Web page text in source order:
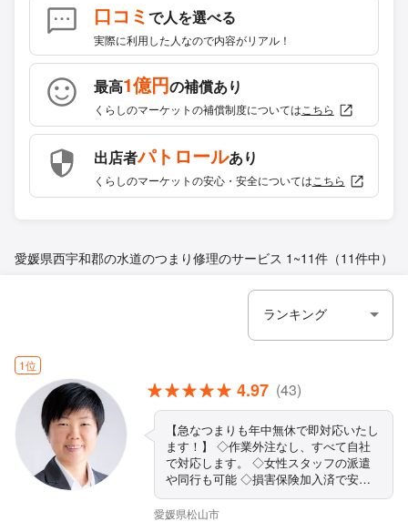
口コミで人を選べる
実際に利用した人なので内容がリアル！
最高1億円の補償あり
くらしのマーケットの補償制度については こちら
出店者パトロールあり
くらしのマーケットの安心・安全については こちら
愛媛県西宇和郡の水道のつまり修理のサービス 1~11件（11件中）
1位
4.97 (43)
【急なつまりも年中無休で即対応いたし
ます！】 ◇作業外注なし、すべて自社
で対応します。 ◇女性スタッフの派遣
や同行も可能 ◇損害保険加入済で安心
◇大手での業務経験も豊富です！ ◇作
業や仕上がりにご不満の場合は、無料で
愛媛県松山市